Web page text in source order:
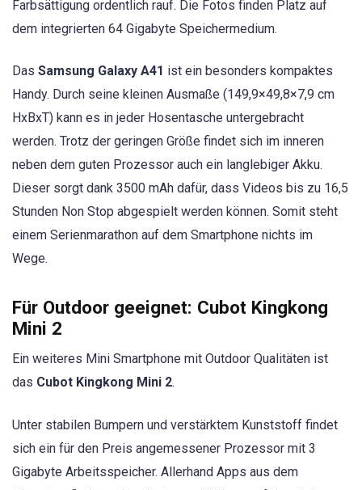
Farbsättigung ordentlich rauf. Die Fotos finden Platz auf
dem integrierten 64 Gigabyte Speichermedium.
Das Samsung Galaxy A41 ist ein besonders kompaktes
Handy. Durch seine kleinen Ausmaße (149,9×49,8×7,9 cm
HxBxT) kann es in jeder Hosentasche untergebracht
werden. Trotz der geringen Größe findet sich im inneren
neben dem guten Prozessor auch ein langlebiger Akku.
Dieser sorgt dank 3500 mAh dafür, dass Videos bis zu 16,5
Stunden Non Stop abgespielt werden können. Somit steht
einem Serienmarathon auf dem Smartphone nichts im
Wege.
Für Outdoor geeignet: Cubot Kingkong
Mini 2
Ein weiteres Mini Smartphone mit Outdoor Qualitäten ist
das Cubot Kingkong Mini 2.
Unter stabilen Bumpern und verstärktem Kunststoff findet
sich ein für den Preis angemessener Prozessor mit 3
Gigabyte Arbeitsspeicher. Allerhand Apps aus dem